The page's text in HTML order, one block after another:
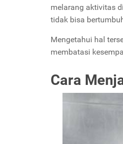
melarang aktivitas
tidak bisa
Mengetahui hal
membatasi
Cara